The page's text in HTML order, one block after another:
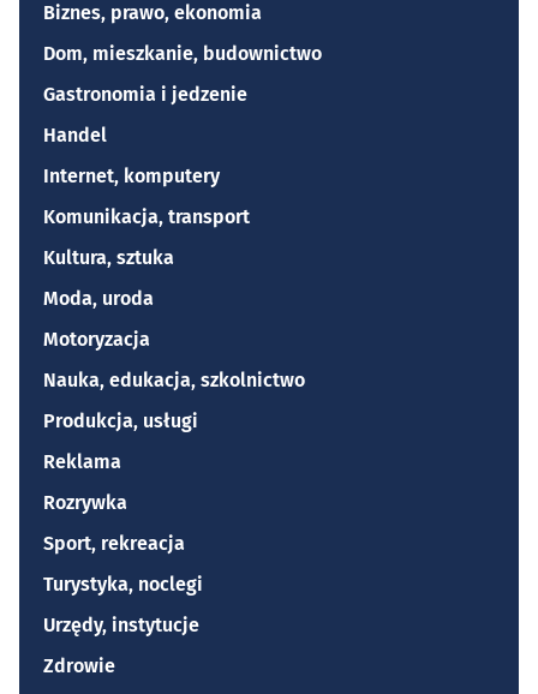
Biznes, prawo, ekonomia
Dom, mieszkanie, budownictwo
Gastronomia i jedzenie
Handel
Internet, komputery
Komunikacja, transport
Kultura, sztuka
Moda, uroda
Motoryzacja
Nauka, edukacja, szkolnictwo
Produkcja, usługi
Reklama
Rozrywka
Sport, rekreacja
Turystyka, noclegi
Urzędy, instytucje
Zdrowie